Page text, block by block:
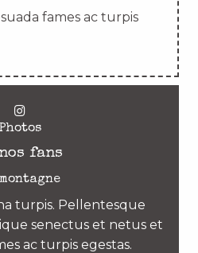
fames ac turpis
Photos
fans
turpis. Pellentesque
senectus et netus et
ac turpis egestas.